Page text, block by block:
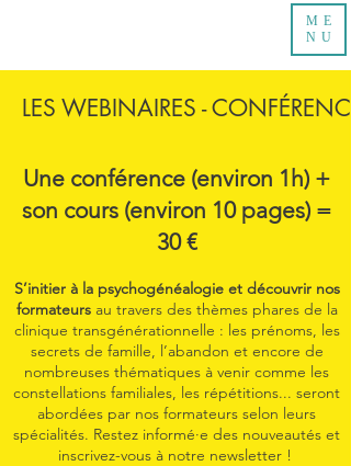
ME
NU
LES WEBINAIRES -
Une conférence (environ 1h) +
son cours (environ 10 pages) =
30 €
S’initier à la psychogénéalogie et découvrir nos
formateursau travers des thèmes phares de la
clinique transgénérationnelle : les prénoms, les
secrets de famille, l’abandon et encore de
nombreuses thématiques à venir comme les
constellations familiales, les répétitions... seront
abordées par nos formateurs selon leurs
spécialités. Restez informé·e des nouveautés et
inscrivez-vous à notre newsletter !